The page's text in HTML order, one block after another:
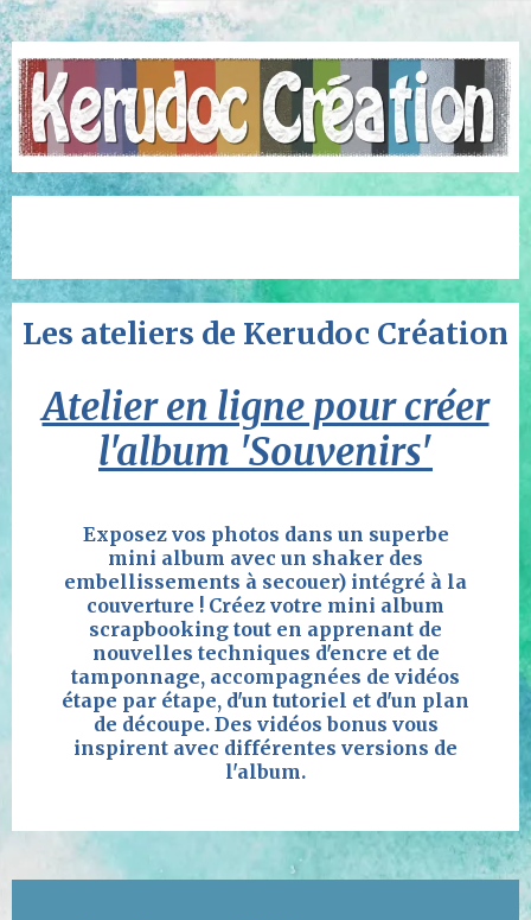
Les ateliers de Kerudoc Création
Atelier en ligne pour créer
l'album 'Souvenirs'
Exposez vos photos dans un superbe
mini album avec un shaker des
embellissements à secouer) intégré à la
couverture ! Créez votre mini album
scrapbooking tout en apprenant de
nouvelles techniques d'encre et de
tamponnage, accompagnées de vidéos
étape par étape, d'un tutoriel et d'un plan
de découpe. Des vidéos bonus vous
inspirent avec différentes versions de
l'album.